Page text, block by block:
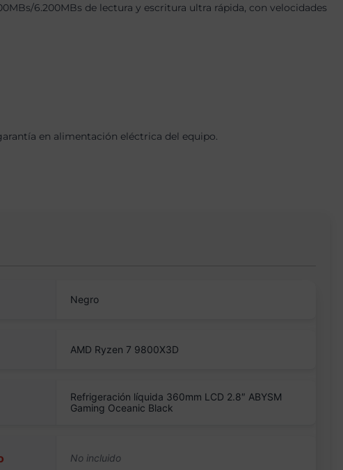
6.200MBs de lectura y escritura ultra rápida, con velocidades
en alimentación eléctrica del equipo.
Negro
AMD Ryzen 7 9800X3D
Refrigeración líquida 360mm LCD 2.8″ ABYSM
Gaming Oceanic Black